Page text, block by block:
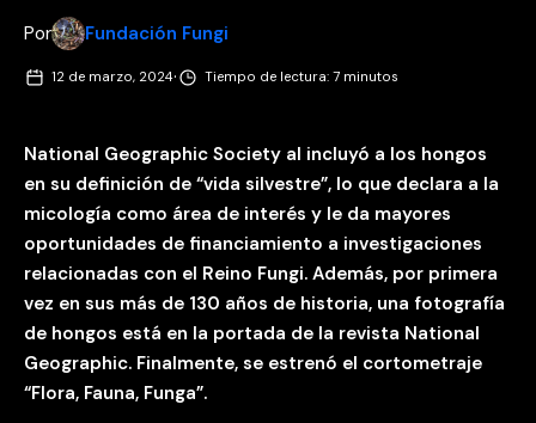
Por Fundación Fungi
12 de marzo, 2024· Tiempo de lectura: 7 minutos
National Geographic Society al incluyó a los hongos
en su definición de “vida silvestre”, lo que declara a la
micología como área de interés y le da mayores
oportunidades de financiamiento a investigaciones
relacionadas con el Reino Fungi. Además, por primera
vez en sus más de 130 años de historia, una fotografía
de hongos está en la portada de la revista National
Geographic. Finalmente, se estrenó el cortometraje
“Flora, Fauna, Funga”.